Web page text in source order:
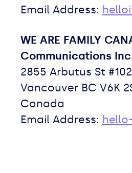
Email Address:
WE ARE FAMILY
Communications
2855 Arbutus St #102
Vancouver BC V6K
Canada
Email Address: